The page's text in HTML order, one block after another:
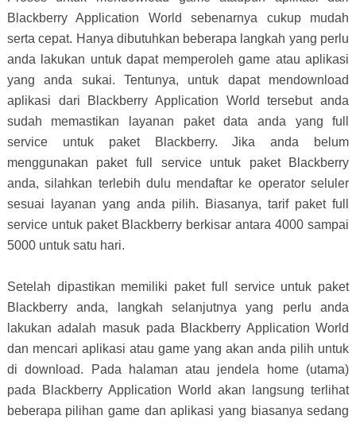
Blackberry Application World sebenarnya cukup mudah
serta cepat. Hanya dibutuhkan beberapa langkah yang perlu
anda lakukan untuk dapat memperoleh game atau aplikasi
yang anda sukai. Tentunya, untuk dapat mendownload
aplikasi dari Blackberry Application World tersebut anda
sudah memastikan layanan paket data anda yang full
service untuk paket Blackberry. Jika anda belum
menggunakan paket full service untuk paket Blackberry
anda, silahkan terlebih dulu mendaftar ke operator seluler
sesuai layanan yang anda pilih. Biasanya, tarif paket full
service untuk paket Blackberry berkisar antara 4000 sampai
5000 untuk satu hari.
Setelah dipastikan memiliki paket full service untuk paket
Blackberry anda, langkah selanjutnya yang perlu anda
lakukan adalah masuk pada Blackberry Application World
dan mencari aplikasi atau game yang akan anda pilih untuk
di download. Pada halaman atau jendela home (utama)
pada Blackberry Application World akan langsung terlihat
beberapa pilihan game dan aplikasi yang biasanya sedang